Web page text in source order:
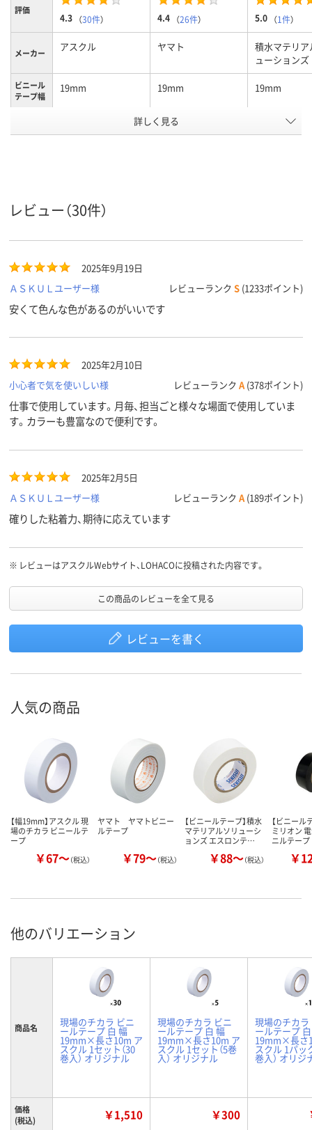
評価
4.3 （30件） 4.4 （26件） 5.0 （1件）
メーカー アスクル ヤマト
積水マテリア
ューションズ
ビニール
テープ幅
19mm 19mm 19mm
ホワイト系 ホワイト系
テープ長
10m
用途
アスクル
スコア
詳しく見る
レビュー（30件）
2025年9月19日
ＡＳＫＵＬユーザー様
レビューランク S (1233ポイント)
安くて色んな色があるのがいいです
2025年2月10日
小心者で気を使いしい様
レビューランク A (378ポイント)
仕事で使用しています。月毎、担当ごと様々な場面で使用していま
す。カラーも豊富なので便利です。
2025年2月5日
ＡＳＫＵＬユーザー様
レビューランク A (189ポイント)
確りした粘着力、期待に応えています
※ レビューはアスクルWebサイト、LOHACOに投稿された内容です。
この商品のレビューを全て見る
レビューを書く
人気の商品
【幅19mm】アスクル 現
場のチカラ ビニールテ
ープ
￥67～（税込）
ヤマト ヤマトビニー
ルテープ
￥79～（税込）
【ビニールテープ】積水
マテリアルソリューシ
ョンズ エスロンテ…
￥88～（税込）
【ビニール
ミリオン
ニルテープ
￥
他のバリエーション
商品名 現場のチカラ ビニ
ールテープ 白 幅
19mm×長さ10m ア
スクル 1セット（30
巻入） オリジナル
現場のチカラ ビニ
ールテープ 白 幅
19mm×長さ10m ア
スクル 1セット（5巻
入） オリジナル
現場のチカラ
ールテープ
19mm×長さ
スクル 1パッ
巻入） オリジ
価格
(税込)
￥1,510 ￥300